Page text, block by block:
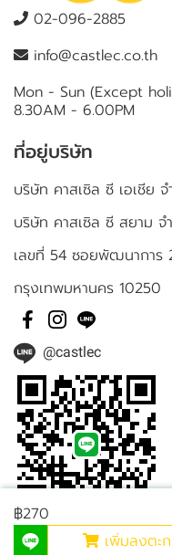
฿270
เพิ่มลงตะ
02-096-2885
info@castlec.co.th
Mon - Sun (Except
8.30AM - 6.00PM
ที่อยู่บริษัท
บริษัท คาสเซิล ซี เอเชีย
บริษัท คาสเซิล ซี สยาม จ
เลขที่ 54 ซอยพัฒนาการ
กรุงเทพมหานคร 10250
@castlec